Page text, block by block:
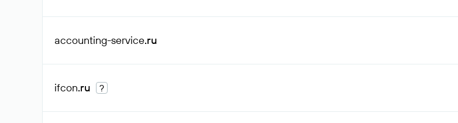
accounting-service.ru
ifcon.ru ?